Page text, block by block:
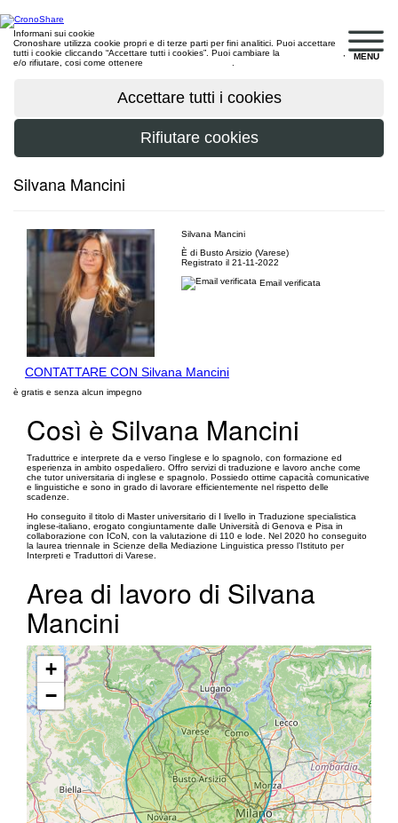
MENU
Informani sui cookie
Cronoshare utilizza cookie propri e di terze parti per fini analitici. Puoi accettare
tutti i cookie cliccando “Accettare tutti i cookies”. Puoi cambiare la
e/o rifiutare, cosi come ottenere
Silvana Mancini
Silvana Mancini
È di Busto Arsizio (Varese)
Registrato il 21-11-2022
Email verificata
CONTATTARE CON Silvana Mancini
è gratis e senza alcun impegno
Così è Silvana Mancini
Traduttrice e interprete da e verso l'inglese e lo spagnolo, con formazione ed
esperienza in ambito ospedaliero. Offro servizi di traduzione e lavoro anche come
che tutor universitaria di inglese e spagnolo. Possiedo ottime capacità comunicative
e linguistiche e sono in grado di lavorare efficientemente nel rispetto delle
scadenze.
Ho conseguito il titolo di Master universitario di I livello in Traduzione specialistica
inglese-italiano, erogato congiuntamente dalle Università di Genova e Pisa in
collaborazione con ICoN, con la valutazione di 110 e lode. Nel 2020 ho conseguito
la laurea triennale in Scienze della Mediazione Linguistica presso l’Istituto per
Interpreti e Traduttori di Varese.
Area di lavoro di Silvana
Mancini
+
−